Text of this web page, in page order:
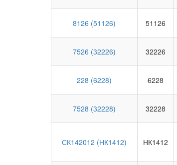
8126 (51126) 51126
7526 (32226) 32226
228 (6228) 6228
7528 (32228) 32228
СК142012 (НК1412) НК1412